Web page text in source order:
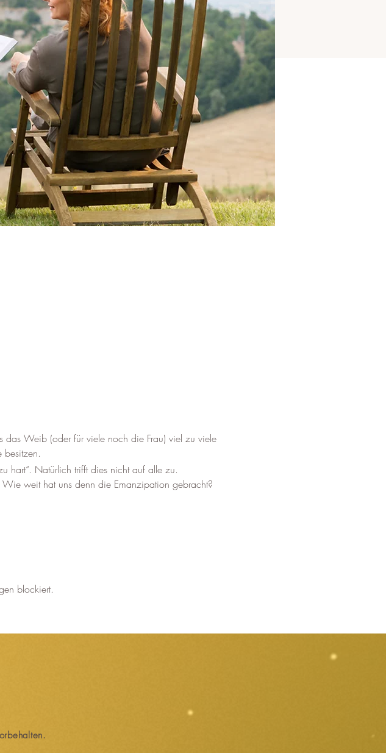
das Weib (oder für viele noch die Frau) viel zu viele
hart“. Natürlich trifft dies nicht auf alle zu.
weit hat uns denn die Emanzipation gebracht?
blockiert.